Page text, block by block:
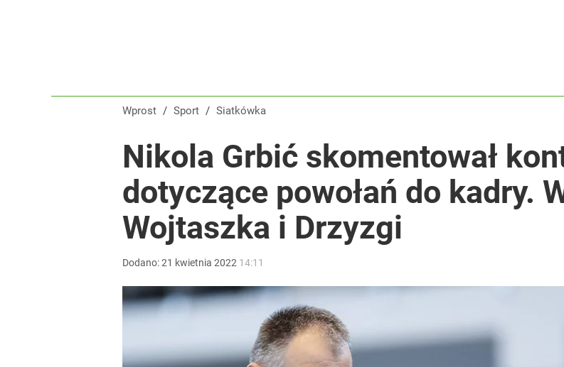
Wprost / Sport / Siatkówka
Nikola Grbić skomentował
dotyczące powołań do kadry.
Wojtaszka i Drzyzgi
Dodano:21 kwietnia 2022 14:11